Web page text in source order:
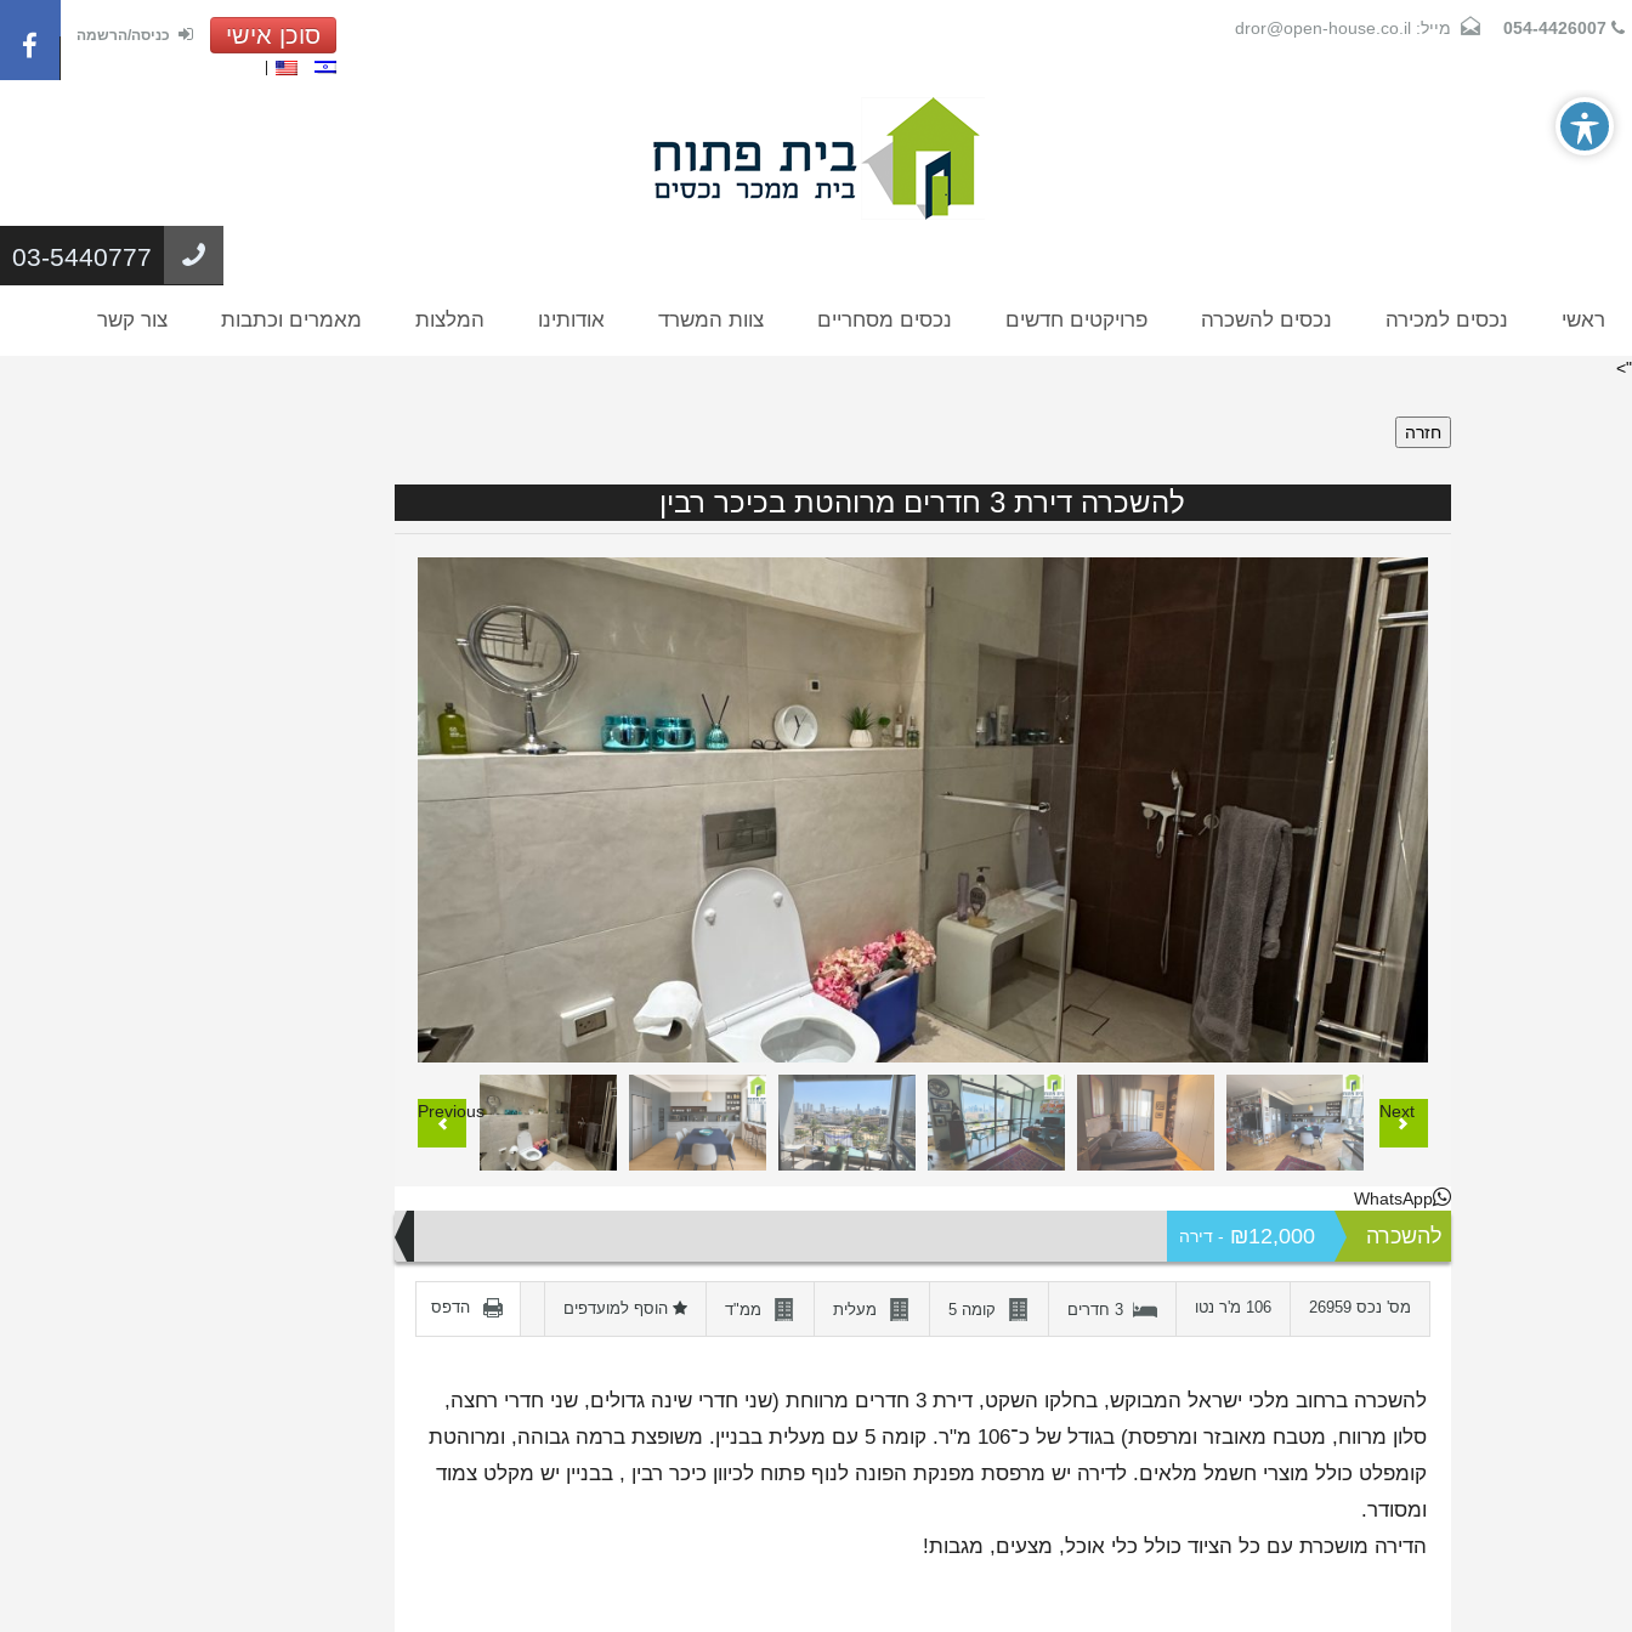
054-4426007 מייל: dror@open-house.co.il סוכן אישי כניסה/הרשמה
03-5440777
ראשי נכסים למכירה נכסים להשכרה פרויקטים חדשים נכסים מסחריים צוות המשרד אודותינו המלצות מאמרים וכתבות צור קשר
">
חזרה
להשכרה דירת 3 חדרים מרוהטת בכיכר רבין
Previous Next
WhatsApp
להשכרה ₪12,000 - דירה
מס' נכס 26959 106 מ'ר נטו 3 חדרים קומה 5 מעלית ממ"ד הוסף למועדפים הדפס
להשכרה ברחוב מלכי ישראל המבוקש, בחלקו השקט, דירת 3 חדרים מרווחת (שני חדרי שינה גדולים, שני חדרי רחצה,
סלון מרווח, מטבח מאובזר ומרפסת) בגודל של כ־106 מ"ר. קומה 5 עם מעלית בבניין. משופצת ברמה גבוהה, ומרוהטת
קומפלט כולל מוצרי חשמל מלאים. לדירה יש מרפסת מפנקת הפונה לנוף פתוח לכיוון כיכר רבין , בבניין יש מקלט צמוד
ומסודר.
הדירה מושכרת עם כל הציוד כולל כלי אוכל, מצעים, מגבות!